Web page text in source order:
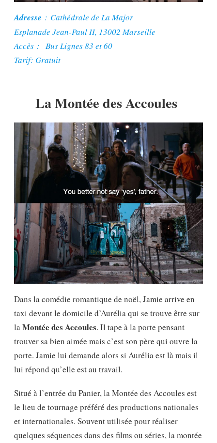
Adresse : Cathédrale de La Major
Esplanade Jean-Paul II, 13002 Marseille
Accès : Bus Lignes 83 et 60
Tarif: Gratuit
LaMontée des Accoules
Dans la comédie romantique de noël, Jamie arrive en
taxi devant le domicile d’Aurélia qui se trouve être sur
laMontée des Accoules. Il tape à la porte pensant
trouver sa bien aimée mais c’est son père qui ouvre la
porte. Jamie lui demande alors si Aurélia est là mais il
lui répond qu’elle est au travail.
Situé à l’entrée du Panier, la Montée des Accoules est
le lieu de tournage préféré des productions nationales
et internationales. Souvent utilisée pour réaliser
quelques séquences dans des films ou séries, la montée